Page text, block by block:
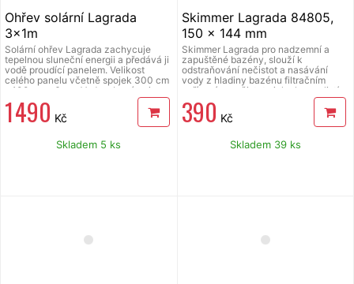
Ohřev solární Lagrada
3x1m
Solární ohřev Lagrada zachycuje
tepelnou sluneční energii a předává ji
vodě proudící panelem. Velikost
celého panelu včetně spojek 300 cm
x 100 cm x 6 cm. Voda z bazénu je
pomocí bazénové filtrace vháněna do
solárního panelu, kde se ohřívá a
vrací zpět do bazénu. Solární panel je
průměru 32 i 38 mm. Vhodný pro
prodloužení koupací sezóny.
1 490 Kč
Skladem 5 ks
Skimmer Lagrada 84805,
150 x 144 mm
Skimmer Lagrada pro nadzemní a
zapuštěné bazény, slouží k
odstraňování nečistot a nasávání
vody z hladiny bazénu filtračním
zařízením, nečistoty jako hmyz, listí a
další větší plovoucí nečistoty jsou
zachyceny v sítku, díky univerzálním
trnům lze připojit na 5/4" i 6/4" hadici,
kruhový adaptér pro napojení hadice
bazénového vysavače.
390 Kč
Skladem 39 ks